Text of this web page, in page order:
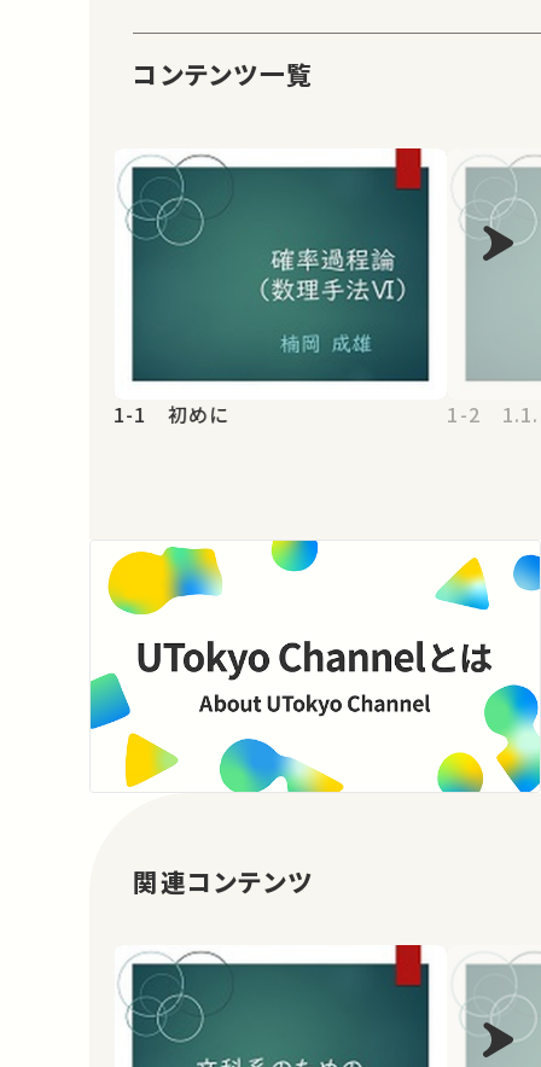
コンテンツ一覧
1-1 初めに 1-2
関連コンテンツ